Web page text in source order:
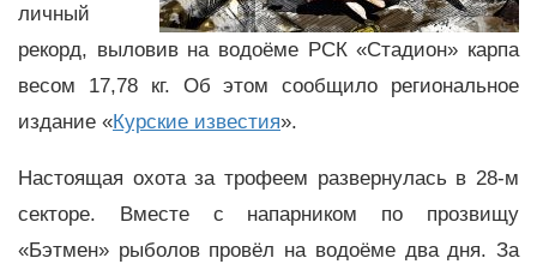
личный
рекорд, выловив на водоёме РСК «Стадион» карпа
весом 17,78 кг. Об этом сообщило региональное
издание «Курские известия».
Настоящая охота за трофеем развернулась в 28-м
секторе. Вместе с напарником по прозвищу
«Бэтмен» рыболов провёл на водоёме два дня. За